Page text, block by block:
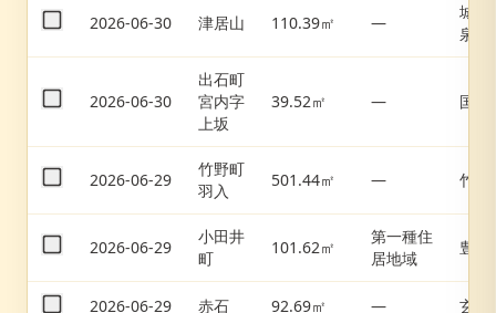
2026-06-30 津居山 110.39㎡ —
城崎
泉
2026-06-30
出石町
宮内字
上坂
39.52㎡ — 国府
2026-06-29
竹野町
羽入
501.44㎡ — 竹野
2026-06-29
小田井
町
101.62㎡
第一種住
居地域
豊岡
2026-06-29 赤石 92.69㎡ — 玄武